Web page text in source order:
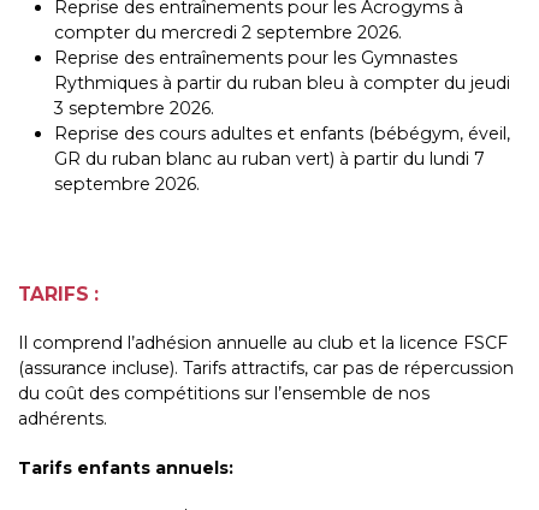
Reprise des entraînements pour les Acrogyms à
compter du mercredi 2 septembre 2026.
Reprise des entraînements pour les Gymnastes
Rythmiques à partir du ruban bleu à compter du jeudi
3 septembre 2026.
Reprise des cours adultes et enfants (bébégym, éveil,
GR du ruban blanc au ruban vert) à partir du lundi 7
septembre 2026.
TARIFS :
Il comprend l’adhésion annuelle au club et la licence FSCF
(assurance incluse). Tarifs attractifs, car pas de répercussion
du coût des compétitions sur l’ensemble de nos
adhérents.
Tarifs enfants annuels: